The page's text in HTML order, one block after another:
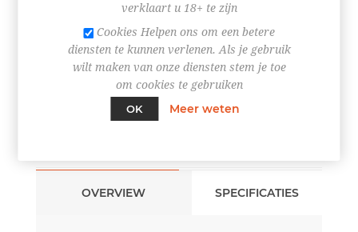
-
BESTEL NU!
OVERVIEW SPECIFICATIES
verklaart u 18+ te zijn
Cookies Helpen ons om een betere
diensten te kunnen verlenen. Als je gebruik
wilt maken van onze diensten stem je toe
om cookies te gebruiken
OK
Meer weten